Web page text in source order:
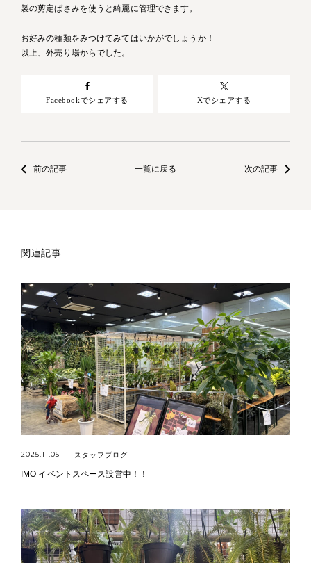
製の剪定ばさみを使うと綺麗に管理できます。
お好みの種類をみつけてみてはいかがでしょうか！
以上、外売り場からでした。
Facebookでシェアする Xでシェアする
前の記事 一覧に戻る 次の記事
関連記事
2025.11.05 スタッフブログ
IMO イベントスペース設営中！！